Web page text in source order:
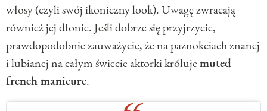
włosy (czyli swój ikoniczny look). Uwagę zwracają
również jej dłonie. Jeśli dobrze się przyjrzycie,
prawdopodobnie zauważycie, że na paznokciach znanej
i lubianej na całym świecie aktorki królujemuted
french manicure.